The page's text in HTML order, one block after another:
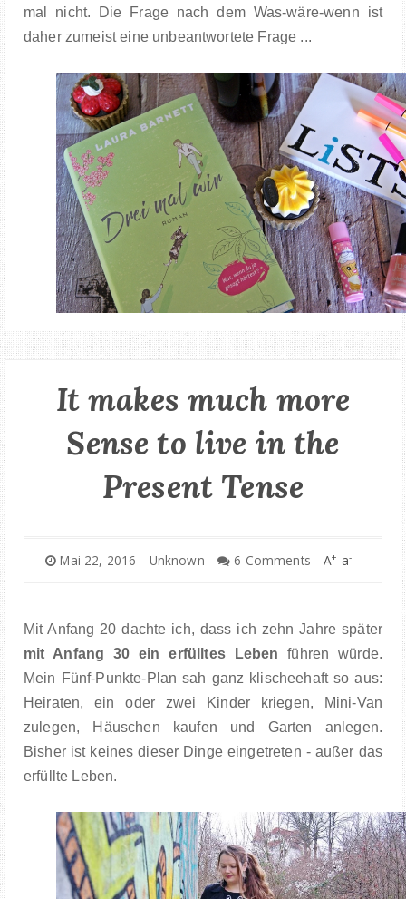
mal nicht. Die Frage nach dem Was-wäre-wenn ist
daher zumeist eine unbeantwortete Frage ...
It makes much more
Sense to live in the
Present Tense
Mai 22, 2016 Unknown 6 Comments A+ a-
Mit Anfang 20 dachte ich, dass ich zehn Jahre später
mit Anfang 30 ein erfülltes Leben führen würde.
Mein Fünf-Punkte-Plan sah ganz klischeehaft so aus:
Heiraten, ein oder zwei Kinder kriegen, Mini-Van
zulegen, Häuschen kaufen und Garten anlegen.
Bisher ist keines dieser Dinge eingetreten - außer das
erfüllte Leben.